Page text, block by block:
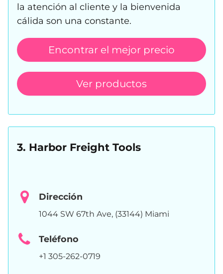
la atención al cliente y la bienvenida
cálida son una constante.
Encontrar el mejor precio
Ver productos
3. Harbor Freight Tools
Dirección
1044 SW 67th Ave, (33144) Miami
Teléfono
+1 305-262-0719